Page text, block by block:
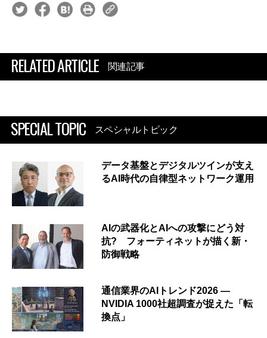
RELATED ARTICLE 関連記事
SPECIAL TOPIC スペシャルトピック
データ基盤とデジタルツインが支え
るAI時代の自律型ネットワーク運用
AIの武器化とAIへの攻撃にどう対
抗? フォーティネットが描く新・
防御戦略
通信業界のAIトレンド2026 ―
NVIDIA 1000社超調査が捉えた「転
換点」